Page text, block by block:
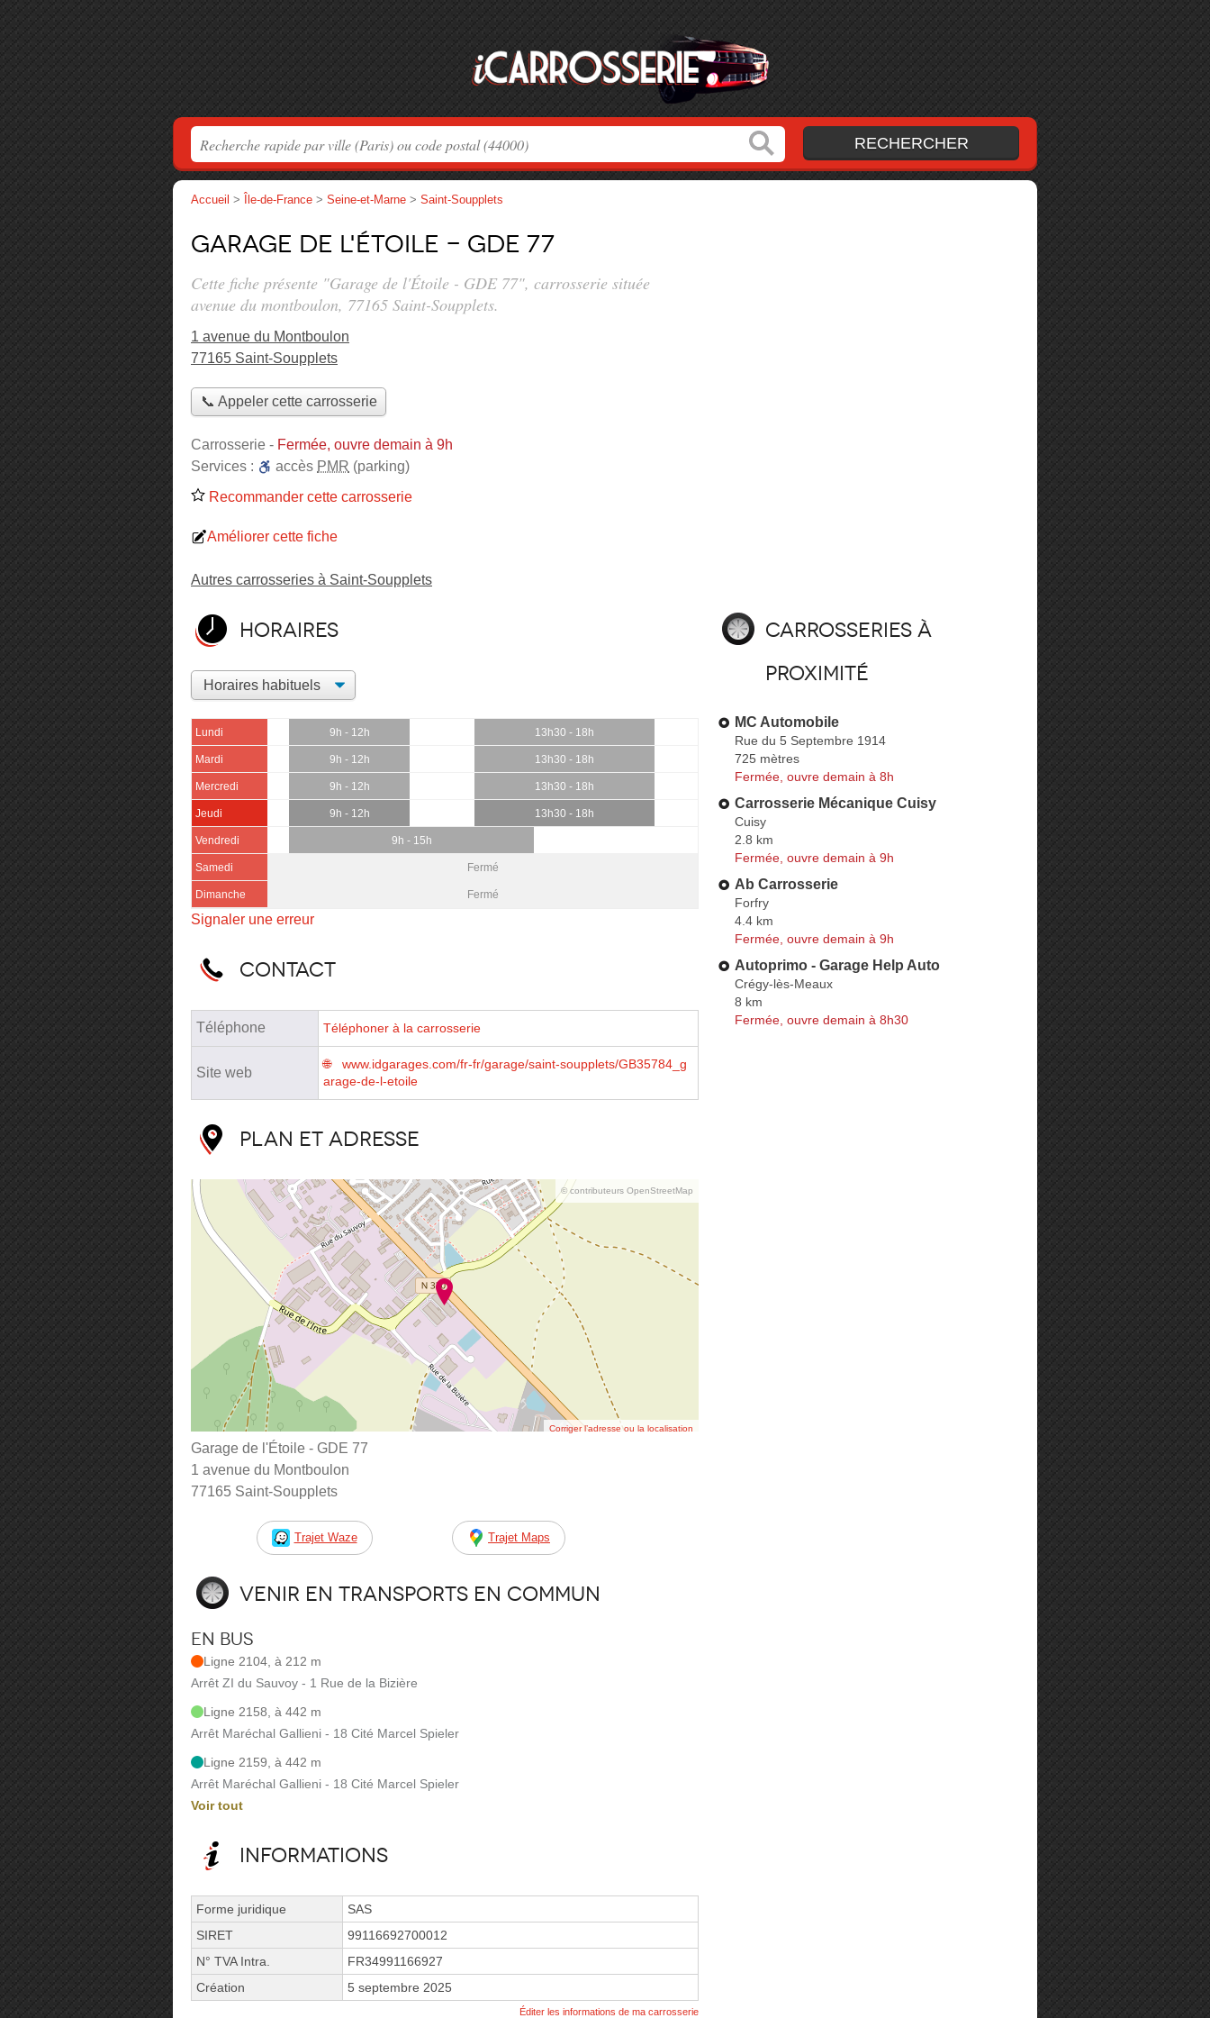
Accueil > Île-de-France > Seine-et-Marne > Saint-Soupplets
Garage de l'Étoile - GDE 77
Cette fiche présente "Garage de l'Étoile - GDE 77", carrosserie située
avenue du montboulon, 77165 Saint-Soupplets.
1 avenue du Montboulon
77165 Saint-Soupplets
📞 Appeler cette carrosserie
Carrosserie - Fermée, ouvre demain à 9h
Services :
accès PMR (parking)
Recommander cette carrosserie
Améliorer cette fiche
Autres carrosseries à Saint-Soupplets
Horaires
Lundi 9h - 12h 13h30 - 18h
Mardi 9h - 12h 13h30 - 18h
Mercredi 9h - 12h 13h30 - 18h
Jeudi 9h - 12h 13h30 - 18h
Vendredi 9h - 15h
Samedi Fermé
Dimanche Fermé
Signaler une erreur
Contact
Téléphone Téléphoner à la carrosserie
Site web
www.idgarages.com/fr-fr/garage/saint-soupplets/GB35784_g
arage-de-l-etoile
Plan et adresse
© contributeurs OpenStreetMap
Corriger l’adresse ou la localisation
Garage de l'Étoile - GDE 77
1 avenue du Montboulon
77165 Saint-Soupplets
Trajet Waze Trajet Maps
Venir en transports en commun
En bus
Ligne 2104, à 212 m
Arrêt ZI du Sauvoy - 1 Rue de la Bizière
Ligne 2158, à 442 m
Arrêt Maréchal Gallieni - 18 Cité Marcel Spieler
Ligne 2159, à 442 m
Arrêt Maréchal Gallieni - 18 Cité Marcel Spieler
Voir tout
Informations
Forme juridique
SAS
SIRET
99116692700012
N° TVA Intra.
FR34991166927
Création
5 septembre 2025
Éditer les informations de ma carrosserie
Carrosseries à
proximité
MC Automobile
Rue du 5 Septembre 1914
725 mètres
Fermée, ouvre demain à 8h
Carrosserie Mécanique Cuisy
Cuisy
2.8 km
Fermée, ouvre demain à 9h
Ab Carrosserie
Forfry
4.4 km
Fermée, ouvre demain à 9h
Autoprimo - Garage Help Auto
Crégy-lès-Meaux
8 km
Fermée, ouvre demain à 8h30